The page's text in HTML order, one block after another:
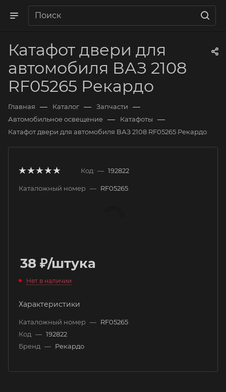
Катафот двери для
автомобиля ВАЗ 2108
RF05265 Рекардо
Главная — Каталог — Запчасти —
Автомобильное освещение — Катафоты —
Катафот двери для автомобиля ВАЗ 2108 RF05265 Рекардо
Код — 192822
Каталожный номер — RF05265
38 ₽/штука
Нет в наличии
Характеристики
Каталожный номер — RF05265
Код — 192822
Бренд — Рекардо